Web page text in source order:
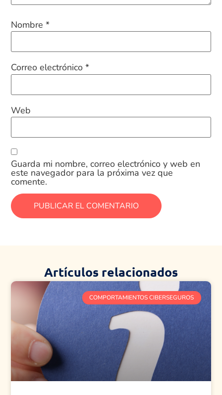
Nombre*
Correo electrónico*
Web
Guarda mi nombre, correo electrónico y web en
este navegador para la próxima vez que
comente.
Artículos relacionados
COMPORTAMIENTOS CIBERSEGUROS